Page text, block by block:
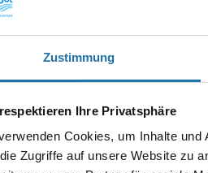
Zustimmung
Ihre Privatsphäre
Cookies, um Inhalte
Zugriffe auf unsere Website zu